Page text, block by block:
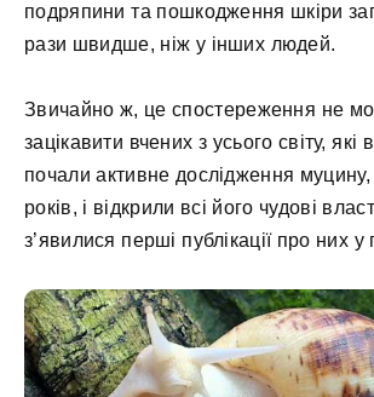
подряпини та пошкодження шкіри
рази швидше, ніж у інших людей.
Звичайно ж, це спостереження не
зацікавити вчених з усього світу, які
почали активне дослідження
років, і відкрили всі його чудові
з’явилися перші публікації про них у